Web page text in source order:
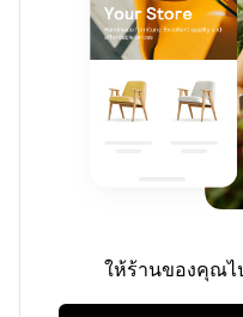
ให้ร้านของคุณ